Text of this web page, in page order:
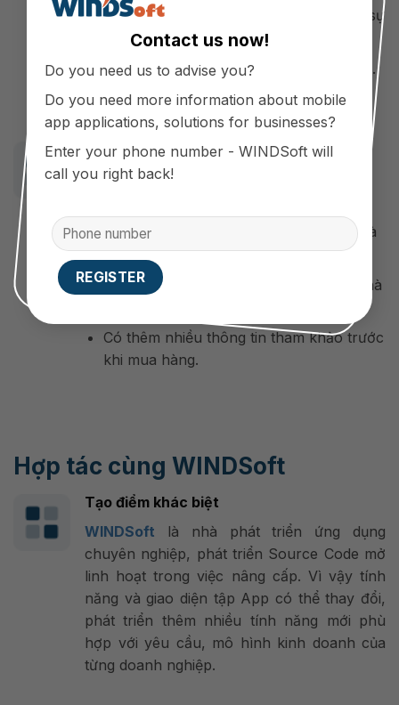
Contact us now!
Do you need us to advise you?
Do you need more information about mobile
app applications, solutions for businesses?
Enter your phone number - WINDSoft will
call you right back!
Nâng cao trải nghiệm khách hàng nhờ sự
thuận tiện trong việc mua hàng.
Nâng cao lòng trung thành khách hàng.
Kênh quảng bá thương hiệu uy tín.
Đối với người mua hàng
Nhanh chóng, tiết kiệm thời gian và chi
Dễ dàng chọn được sản phẩm ưng ý mà
không cần mất quá nhiều công sức.
Được nhận nhiều ưu đãi và hỗ trợ từ nhà
Có thêm nhiều thông tin tham khảo trước
khi mua hàng.
Hợp tác cùng WINDSoft
Tạo điểm khác biệt
WINDSoft là nhà phát triển ứng dụng
chuyên nghiệp, phát triển Source Code mở
linh hoạt trong việc nâng cấp. Vì vậy tính
năng và giao diện tập App có thể thay đổi,
phát triển thêm nhiều tính năng mới phù
hợp với yêu cầu, mô hình kinh doanh của
từng doanh nghiệp.